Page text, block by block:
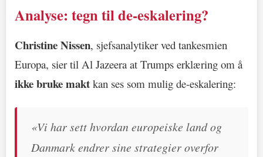
Analyse: tegn til de-eskalering?
Christine Nissen, sjefsanalytiker ved tankesmien
Europa, sier til Al Jazeera at Trumps erklæring om å
ikke bruke makt kan ses som mulig de-eskalering:
«Vi har sett hvordan europeiske land og
Danmark endrer sine strategier overfor